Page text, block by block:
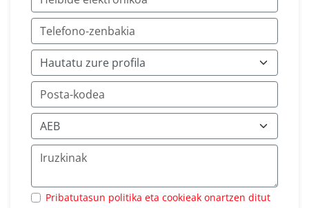
Pribatutasun politika eta cookieak onartzen ditut